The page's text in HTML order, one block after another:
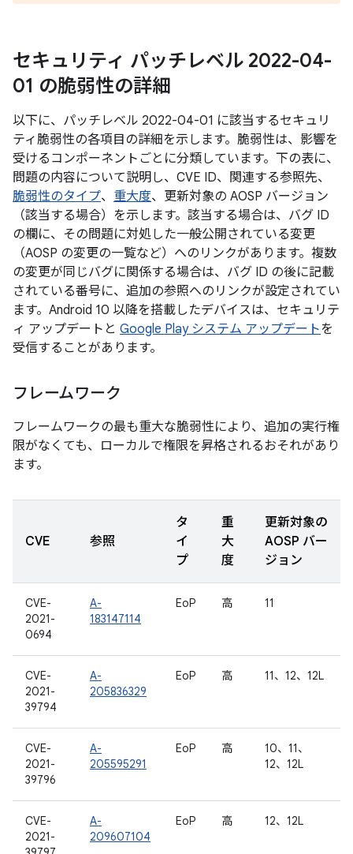
セキュリティ パッチレベル 2022-04-
01 の脆弱性の詳細
以下に、パッチレベル 2022-04-01 に該当するセキュリ
ティ脆弱性の各項目の詳細を示します。脆弱性は、影響を
受けるコンポーネントごとに分類しています。下の表に、
問題の内容について説明し、CVE ID、関連する参照先、
脆弱性のタイプ、 重大度、更新対象の AOSP バージョン
（該当する場合）を示します。該当する場合は、バグ ID
の欄に、その問題に対処した一般公開されている変更
（AOSP の変更の一覧など）へのリンクがあります。複数
の変更が同じバグに関係する場合は、バグ ID の後に記載
されている番号に、追加の参照へのリンクが設定されてい
ます。Android 10 以降を搭載したデバイスは、セキュリテ
ィ アップデートと Google Play システム アップデートを
受信することがあります。
フレームワーク
フレームワークの最も重大な脆弱性により、追加の実行権
限がなくても、ローカルで権限を昇格されるおそれがあり
ます。
CVE 参照
タ
イ
プ
重
大
度
更新対象の
AOSP バー
ジョン
CVE-
2021-
0694
A-
183147114
EoP 高 11
CVE-
2021-
39794
A-
205836329
EoP 高 11、12、12L
CVE-
2021-
39796
A-
205595291
EoP 高
10、11、
12、12L
CVE-
2021-
A-
209607104
EoP 高 12、12L